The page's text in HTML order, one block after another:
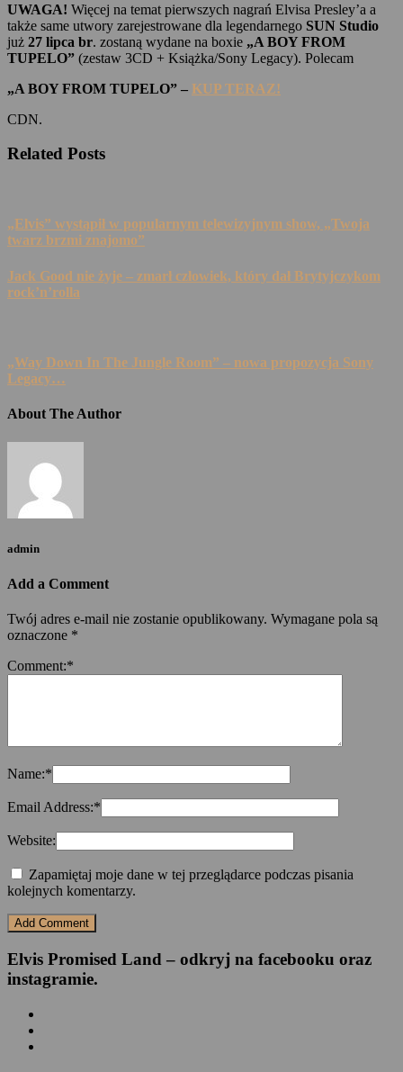
UWAGA! Więcej na temat pierwszych nagrań Elvisa Presley’a a
także same utwory zarejestrowane dla legendarnego SUN Studio
już 27 lipca br. zostaną wydane na boxie „A BOY FROM
TUPELO” (zestaw 3CD + Książka/Sony Legacy). Polecam
„A BOY FROM TUPELO” – KUP TERAZ!
CDN.
Related Posts
„Elvis” wystąpił w popularnym telewizyjnym show, „Twoja
twarz brzmi znajomo”
Jack Good nie żyje – zmarł człowiek, który dał Brytyjczykom
rock’n’rolla
„Way Down In The Jungle Room” – nowa propozycja Sony
Legacy…
About The Author
admin
Add a Comment
Twój adres e-mail nie zostanie opublikowany. Wymagane pola są
oznaczone *
Comment:*
Name:*
Email Address:*
Website:
Zapamiętaj moje dane w tej przeglądarce podczas pisania
kolejnych komentarzy.
Elvis Promised Land – odkryj na facebooku oraz
instagramie.